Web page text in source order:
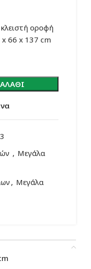
οροφή
66 x 137 cm
, Μεγάλα
, Μεγάλα